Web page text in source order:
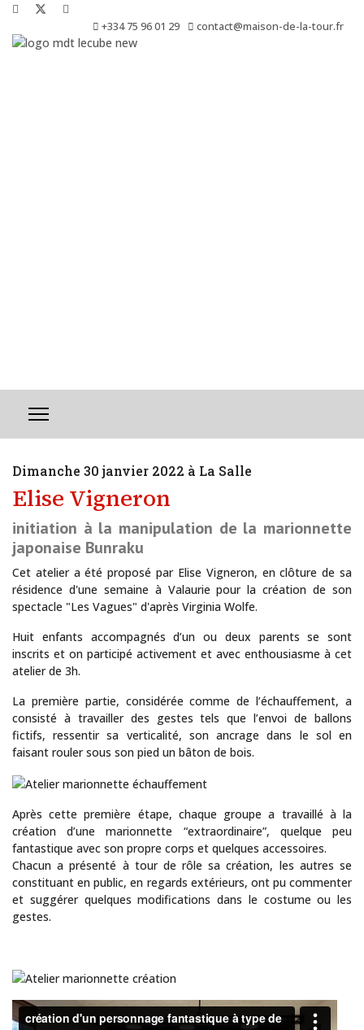
+334 75 96 01 29 contact@maison-de-la-tour.fr
Tout au long de l'année, la Maison de la Tour exposent des
Dimanche 30 janvier 2022 à La Salle
Elise Vigneron
initiation à la manipulation de la marionnette
japonaise Bunraku
Cet atelier a été proposé par Elise Vigneron, en clôture de sa
résidence d'une semaine à Valaurie pour la création de son
spectacle "Les Vagues" d'après Virginia Wolfe.
Huit enfants accompagnés d’un ou deux parents se sont
inscrits et on participé activement et avec enthousiasme à cet
atelier de 3h.
La première partie, considérée comme de l’échauffement, a
consisté à travailler des gestes tels que l’envoi de ballons
fictifs, ressentir sa verticalité, son ancrage dans le sol en
faisant rouler sous son pied un bâton de bois.
Après cette première étape, chaque groupe a travaillé à la
création d’une marionnette “extraordinaire”, quelque peu
fantastique avec son propre corps et quelques accessoires.
Chacun a présenté à tour de rôle sa création, les autres se
constituant en public, en regards extérieurs, ont pu commenter
et suggérer quelques modifications dans le costume ou les
gestes.